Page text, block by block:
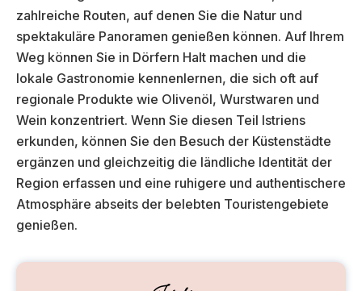
zahlreiche Routen, auf denen Sie die Natur und
spektakuläre Panoramen genießen können. Auf Ihrem
Weg können Sie in Dörfern Halt machen und die
lokale Gastronomie kennenlernen, die sich oft auf
regionale Produkte wie Olivenöl, Wurstwaren und
Wein konzentriert. Wenn Sie diesen Teil Istriens
erkunden, können Sie den Besuch der Küstenstädte
ergänzen und gleichzeitig die ländliche Identität der
Region erfassen und eine ruhigere und authentischere
Atmosphäre abseits der belebten Touristengebiete
genießen.